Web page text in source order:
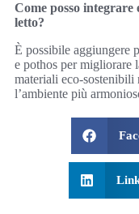
Come posso
letto?
È possibile aggiungere
e pothos per migliorare
materiali eco-sostenibili
l’ambiente più